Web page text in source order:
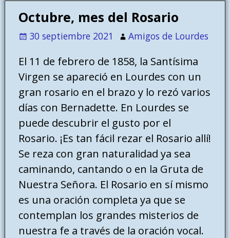
Octubre, mes del Rosario
30 septiembre 2021 Amigos de Lourdes
El 11 de febrero de 1858, la Santísima
Virgen se apareció en Lourdes con un
gran rosario en el brazo y lo rezó varios
días con Bernadette. En Lourdes se
puede descubrir el gusto por el
Rosario. ¡Es tan fácil rezar el Rosario allí!
Se reza con gran naturalidad ya sea
caminando, cantando o en la Gruta de
Nuestra Señora. El Rosario en sí mismo
es una oración completa ya que se
contemplan los grandes misterios de
nuestra fe a través de la oración vocal.